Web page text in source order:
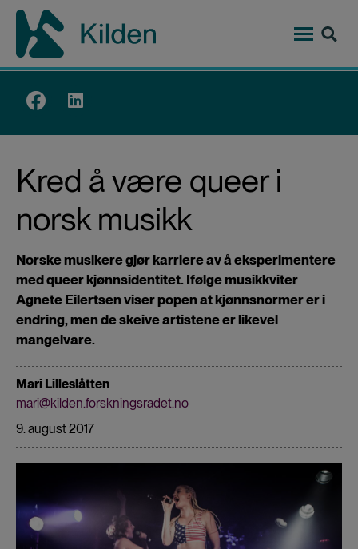
Hopp
hovedinnhold
Top
Kred å være queer i
norsk musikk
Norske musikere gjør karriere av å eksperimentere
med queer kjønnsidentitet. Ifølge musikkviter
Agnete Eilertsen viser popen at kjønnsnormer er i
endring, men de skeive artistene er likevel
mangelvare.
Mari Lilleslåtten
mari@kilden.forskningsradet.no
9. august 2017